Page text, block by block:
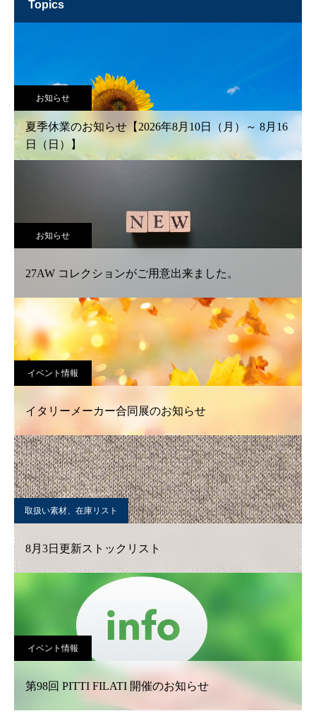
topics
お知らせ
夏季休業のお知らせ【2026年8月10日（月）～ 8月16
日（日）】
お知らせ
27AW コレクションがご用意出来ました。
イベント情報
イタリーメーカー合同展のお知らせ
取扱い素材、在庫リスト
8月3日更新ストックリスト
イベント情報
第98回 PITTI FILATI 開催のお知らせ